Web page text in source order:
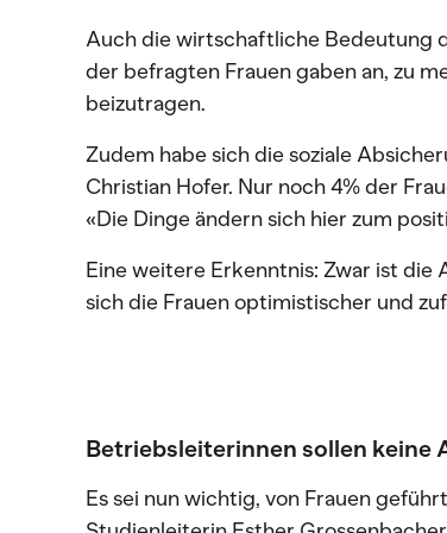
Auch die wirtschaftliche Bedeutung
der befragten Frauen gaben an, zu
beizutragen.
Zudem habe sich die soziale
Christian Hofer. Nur noch 4% der
«Die Dinge ändern sich hier zum
Eine weitere Erkenntnis: Zwar ist
sich die Frauen optimistischer und
Betriebsleiterinnen sollen keine
Es sei nun wichtig, von Frauen